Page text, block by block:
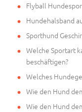
Flyball
Hundehalsband
Sporthund
Welche Sportart
beschäftigen?
Welches
Wie den Hund
Wie den Hund